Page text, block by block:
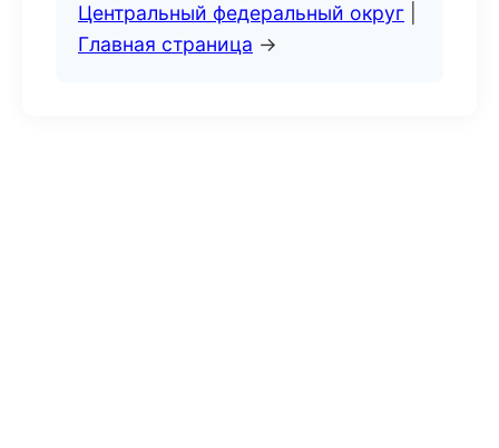
Центральный федеральный округ
Главная страница →